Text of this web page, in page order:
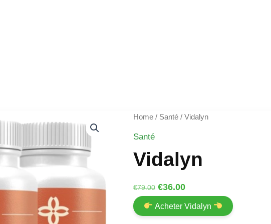
Home/ Santé/ Vidalyn
Santé
Vidalyn
€79.00 Original
price
was:
€36.00Current
price
is:
Acheter Vidalyn